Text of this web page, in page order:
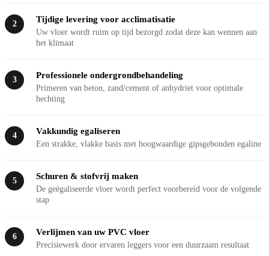
2 Tijdige levering voor acclimatisatie
Uw vloer wordt ruim op tijd bezorgd zodat deze kan wennen aan
het klimaat
3 Professionele ondergrondbehandeling
Primeren van beton, zand/cement of anhydriet voor optimale
hechting
4 Vakkundig egaliseren
Een strakke, vlakke basis met hoogwaardige gipsgebonden egaline
5 Schuren & stofvrij maken
De geëgaliseerde vloer wordt perfect voorbereid voor de volgende
stap
6 Verlijmen van uw PVC vloer
Precisiewerk door ervaren leggers voor een duurzaam resultaat